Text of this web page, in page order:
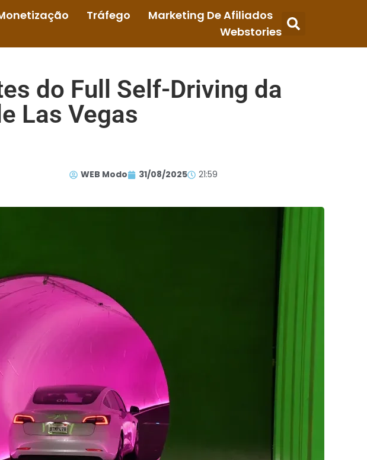
Tráfego
Marketing De Afiliados
Webstories
do Full Self-Driving da
Las Vegas
WEB Modo 31/08/2025 21:59